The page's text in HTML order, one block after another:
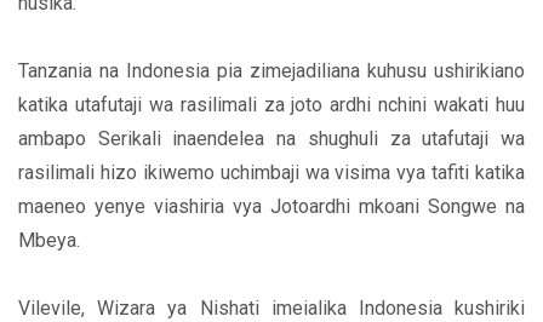
Tanzania na Indonesia pia zimejadiliana kuhusu ushirikiano
katika utafutaji wa rasilimali za joto ardhi nchini wakati huu
ambapo Serikali inaendelea na shughuli za utafutaji wa
rasilimali hizo ikiwemo uchimbaji wa visima vya tafiti katika
maeneo yenye viashiria vya Jotoardhi mkoani Songwe na
Mbeya.
Vilevile, Wizara ya Nishati imeialika Indonesia kushiriki